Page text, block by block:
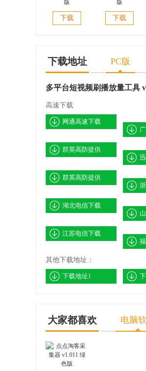
Visual
PingPlus(网络拓
下载
pacestar
lanflow(网络拓
下载
下载地址 PC版
多平台短视频刷播放量工具
高速下载
网通高速下载
群英高防提供
群英高防提供
湖北电信下载
江苏电信下载
其他下载地址：
下载地址1
大家都喜欢 电脑